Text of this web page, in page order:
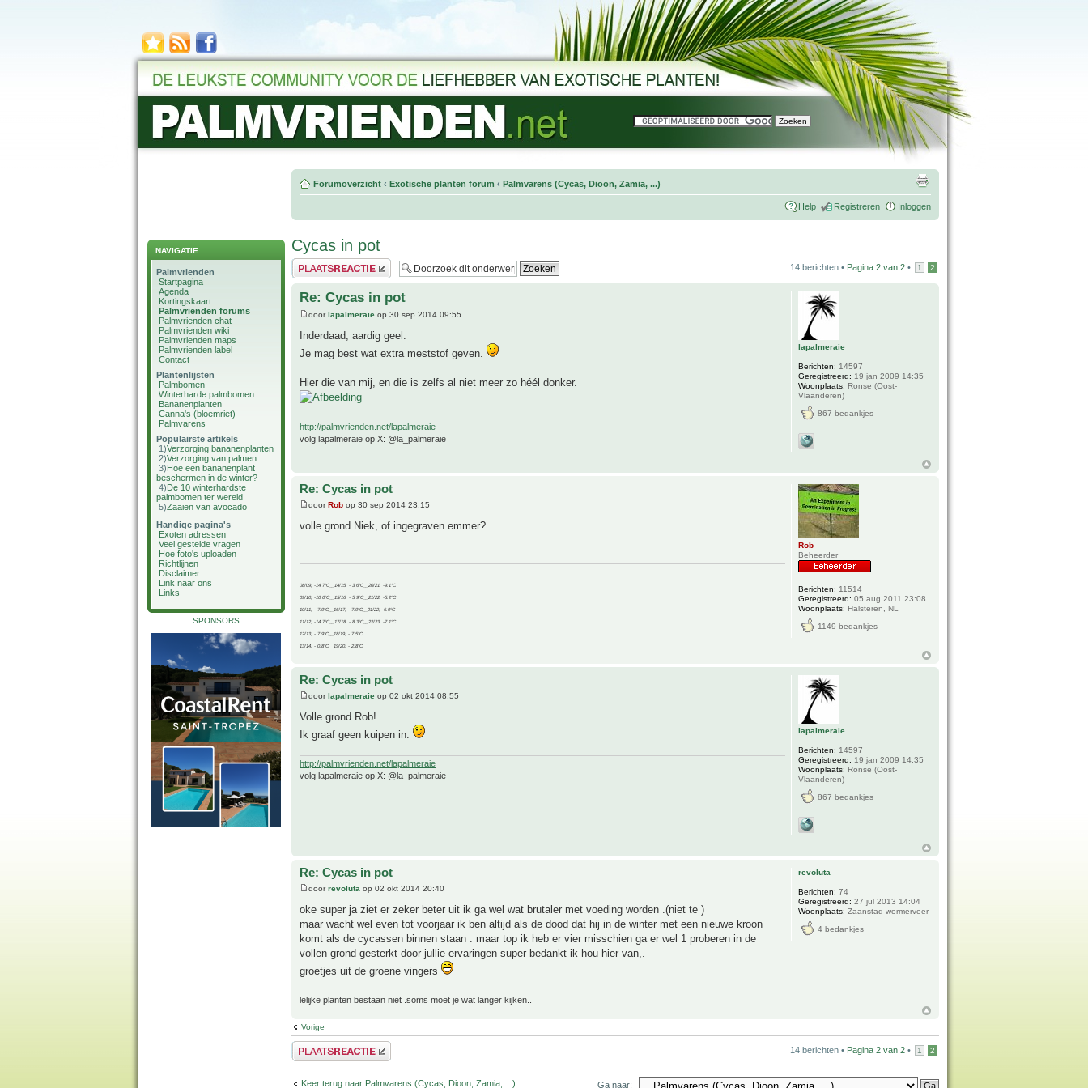
NAVIGATIE
Palmvrienden
Startpagina
Agenda
Kortingskaart
Palmvrienden forums
Palmvrienden chat
Palmvrienden wiki
Palmvrienden maps
Palmvrienden label
Contact
Plantenlijsten
Palmbomen
Winterharde palmbomen
Bananenplanten
Canna's (bloemriet)
Palmvarens
Populairste artikels
1)Verzorging bananenplanten
2)Verzorging van palmen
3)Hoe een bananenplant
beschermen in de winter?
4)De 10 winterhardste
palmbomen ter wereld
5)Zaaien van avocado
Handige pagina's
Exoten adressen
Veel gestelde vragen
Hoe foto's uploaden
Richtlijnen
Disclaimer
Link naar ons
Links
SPONSORS
Forumoverzicht ‹ Exotische planten forum ‹ Palmvarens (Cycas, Dioon, Zamia, ...)
Help Registreren Inloggen
Cycas in pot
Plaats een reactie 14 berichten • Pagina 2 van 2 • 1 2
Re: Cycas in pot
doorlapalmeraie op 30 sep 2014 09:55
Inderdaad, aardig geel.
Je mag best wat extra meststof geven.
Hier die van mij, en die is zelfs al niet meer zo héél donker.
http://palmvrienden.net/lapalmeraie
volg lapalmeraie op X: @la_palmeraie
lapalmeraie
Berichten: 14597
Geregistreerd: 19 jan 2009 14:35
Woonplaats: Ronse (Oost-
Vlaanderen)
867 bedankjes
Re: Cycas in pot
doorRob op 30 sep 2014 23:15
volle grond Niek, of ingegraven emmer?
08/09, -14.7°C__14/15, - 3.6°C__20/21, -9.1°C
09/10, -10.0°C__15/16, - 5.9°C__21/22, -5.2°C
10/11, - 7.9°C__16/17, - 7.9°C__21/22, -6.9°C
11/12, -14.7°C__17/18, - 8.3°C__22/23, -7.1°C
12/13, - 7.9°C__18/19, - 7.5°C
13/14, - 0.8°C__19/20, - 2.8°C
Rob
Beheerder
Berichten: 11514
Geregistreerd: 05 aug 2011 23:08
Woonplaats: Halsteren, NL
1149 bedankjes
Re: Cycas in pot
doorlapalmeraie op 02 okt 2014 08:55
Volle grond Rob!
Ik graaf geen kuipen in.
http://palmvrienden.net/lapalmeraie
volg lapalmeraie op X: @la_palmeraie
lapalmeraie
Berichten: 14597
Geregistreerd: 19 jan 2009 14:35
Woonplaats: Ronse (Oost-
Vlaanderen)
867 bedankjes
Re: Cycas in pot
doorrevoluta op 02 okt 2014 20:40
oke super ja ziet er zeker beter uit ik ga wel wat brutaler met voeding worden .(niet te )
maar wacht wel even tot voorjaar ik ben altijd als de dood dat hij in de winter met een nieuwe kroon
komt als de cycassen binnen staan . maar top ik heb er vier misschien ga er wel 1 proberen in de
vollen grond gesterkt door jullie ervaringen super bedankt ik hou hier van,.
groetjes uit de groene vingers
lelijke planten bestaan niet .soms moet je wat langer kijken..
revoluta
Berichten: 74
Geregistreerd: 27 jul 2013 14:04
Woonplaats: Zaanstad wormerveer
4 bedankjes
Vorige
Plaats een reactie 14 berichten • Pagina 2 van 2 • 1 2
Keer terug naar Palmvarens (Cycas, Dioon, Zamia, ...) Ga naar: